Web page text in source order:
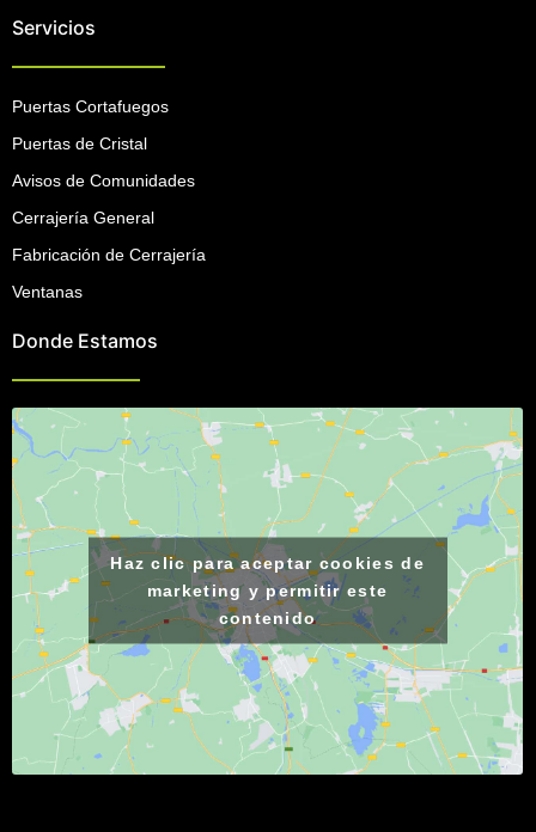
Servicios
Puertas Cortafuegos
Puertas de Cristal
Avisos de Comunidades
Cerrajería General
Fabricación de Cerrajería
Ventanas
Donde Estamos
Haz clic para aceptar cookies de
marketing y permitir este
contenido